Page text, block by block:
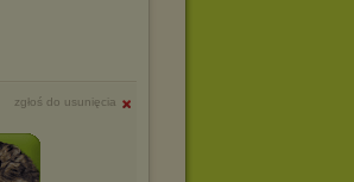
zgłoś do usunięcia